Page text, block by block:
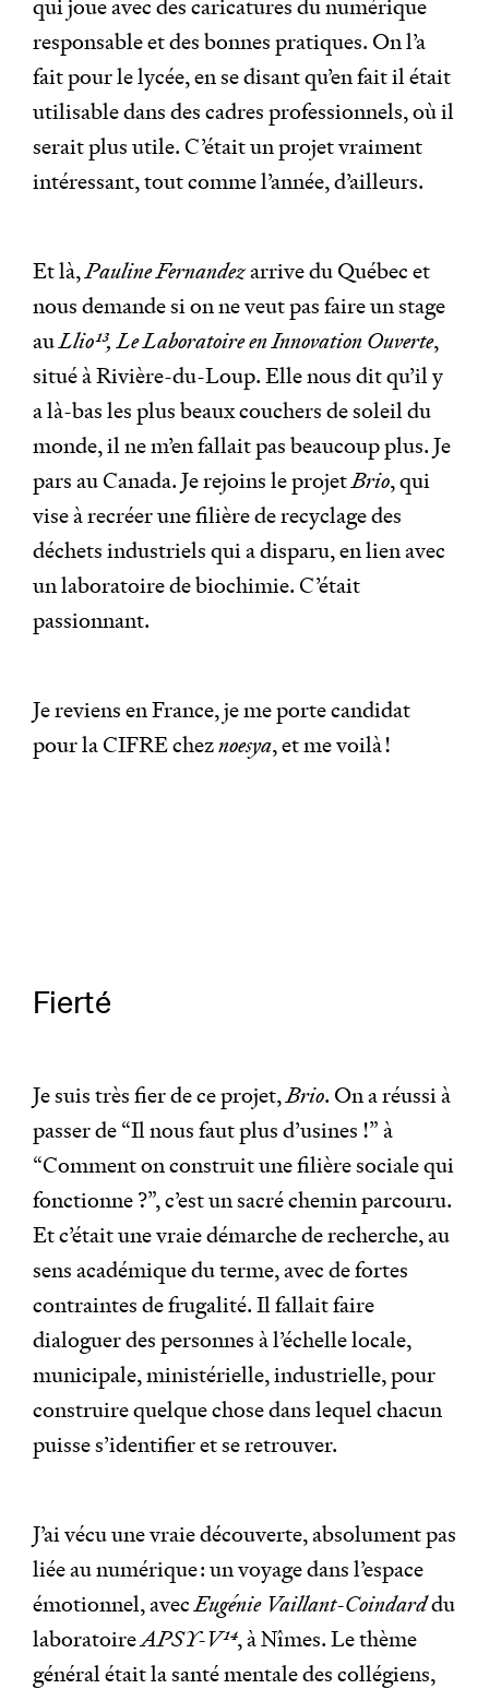
qui joue avec des caricatures du numérique
responsable et des bonnes pratiques. On l’a
fait pour le lycée, en se disant qu’en fait il était
utilisable dans des cadres professionnels, où il
serait plus utile. C’était un projet vraiment
intéressant, tout comme l’année, d’ailleurs.
Et là,Pauline Fernandezarrive du Québec et
nous demande si on ne veut pas faire un stage
auLlio13, Le Laboratoire en Innovation Ouverte,
situé à Rivière-du-Loup. Elle nous dit qu’il y
a là-bas les plus beaux couchers de soleil du
monde, il ne m’en fallait pas beaucoup plus. Je
pars au Canada. Je rejoins le projetBrio, qui
vise à recréer une filière de recyclage des
déchets industriels qui a disparu, en lien avec
un laboratoire de biochimie. C’était
passionnant.
Je reviens en France, je me porte candidat
pour la CIFRE cheznoesya, et me voilà !
Fierté
Je suis très fier de ce projet,Brio. On a réussi à
passer de “Il nous faut plus d’usines !” à
“Comment on construit une filière sociale qui
fonctionne ?”, c’est un sacré chemin parcouru.
Et c’était une vraie démarche de recherche, au
sens académique du terme, avec de fortes
contraintes de frugalité. Il fallait faire
dialoguer des personnes à l’échelle locale,
municipale, ministérielle, industrielle, pour
construire quelque chose dans lequel chacun
puisse s’identifier et se retrouver.
J’ai vécu une vraie découverte, absolument pas
liée au numérique : un voyage dans l’espace
émotionnel, avecEugénie Vaillant-Coindarddu
laboratoireAPSY-V14, à Nîmes. Le thème
général était la santé mentale des collégiens,